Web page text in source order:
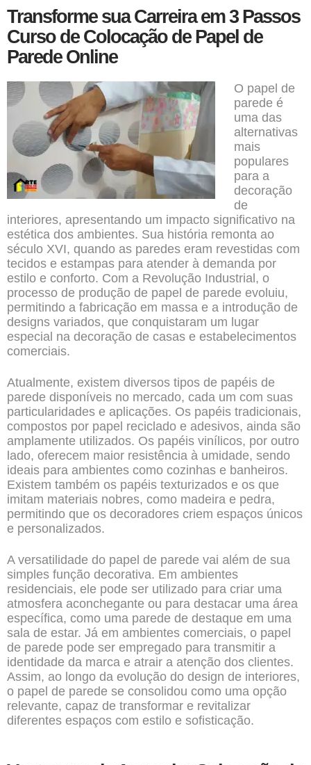
Transforme sua Carreira em 3 Passos
Curso de Colocação de Papel de
Parede Online
O papel de
parede é
uma das
alternativas
mais
populares
para a
decoração
de
interiores, apresentando um impacto significativo na
estética dos ambientes. Sua história remonta ao
século XVI, quando as paredes eram revestidas com
tecidos e estampas para atender à demanda por
estilo e conforto. Com a Revolução Industrial, o
processo de produção de papel de parede evoluiu,
permitindo a fabricação em massa e a introdução de
designs variados, que conquistaram um lugar
especial na decoração de casas e estabelecimentos
comerciais.
Atualmente, existem diversos tipos de papéis de
parede disponíveis no mercado, cada um com suas
particularidades e aplicações. Os papéis tradicionais,
compostos por papel reciclado e adesivos, ainda são
amplamente utilizados. Os papéis vinílicos, por outro
lado, oferecem maior resistência à umidade, sendo
ideais para ambientes como cozinhas e banheiros.
Existem também os papéis texturizados e os que
imitam materiais nobres, como madeira e pedra,
permitindo que os decoradores criem espaços únicos
e personalizados.
A versatilidade do papel de parede vai além de sua
simples função decorativa. Em ambientes
residenciais, ele pode ser utilizado para criar uma
atmosfera aconchegante ou para destacar uma área
específica, como uma parede de destaque em uma
sala de estar. Já em ambientes comerciais, o papel
de parede pode ser empregado para transmitir a
identidade da marca e atrair a atenção dos clientes.
Assim, ao longo da evolução do design de interiores,
o papel de parede se consolidou como uma opção
relevante, capaz de transformar e revitalizar
diferentes espaços com estilo e sofisticação.